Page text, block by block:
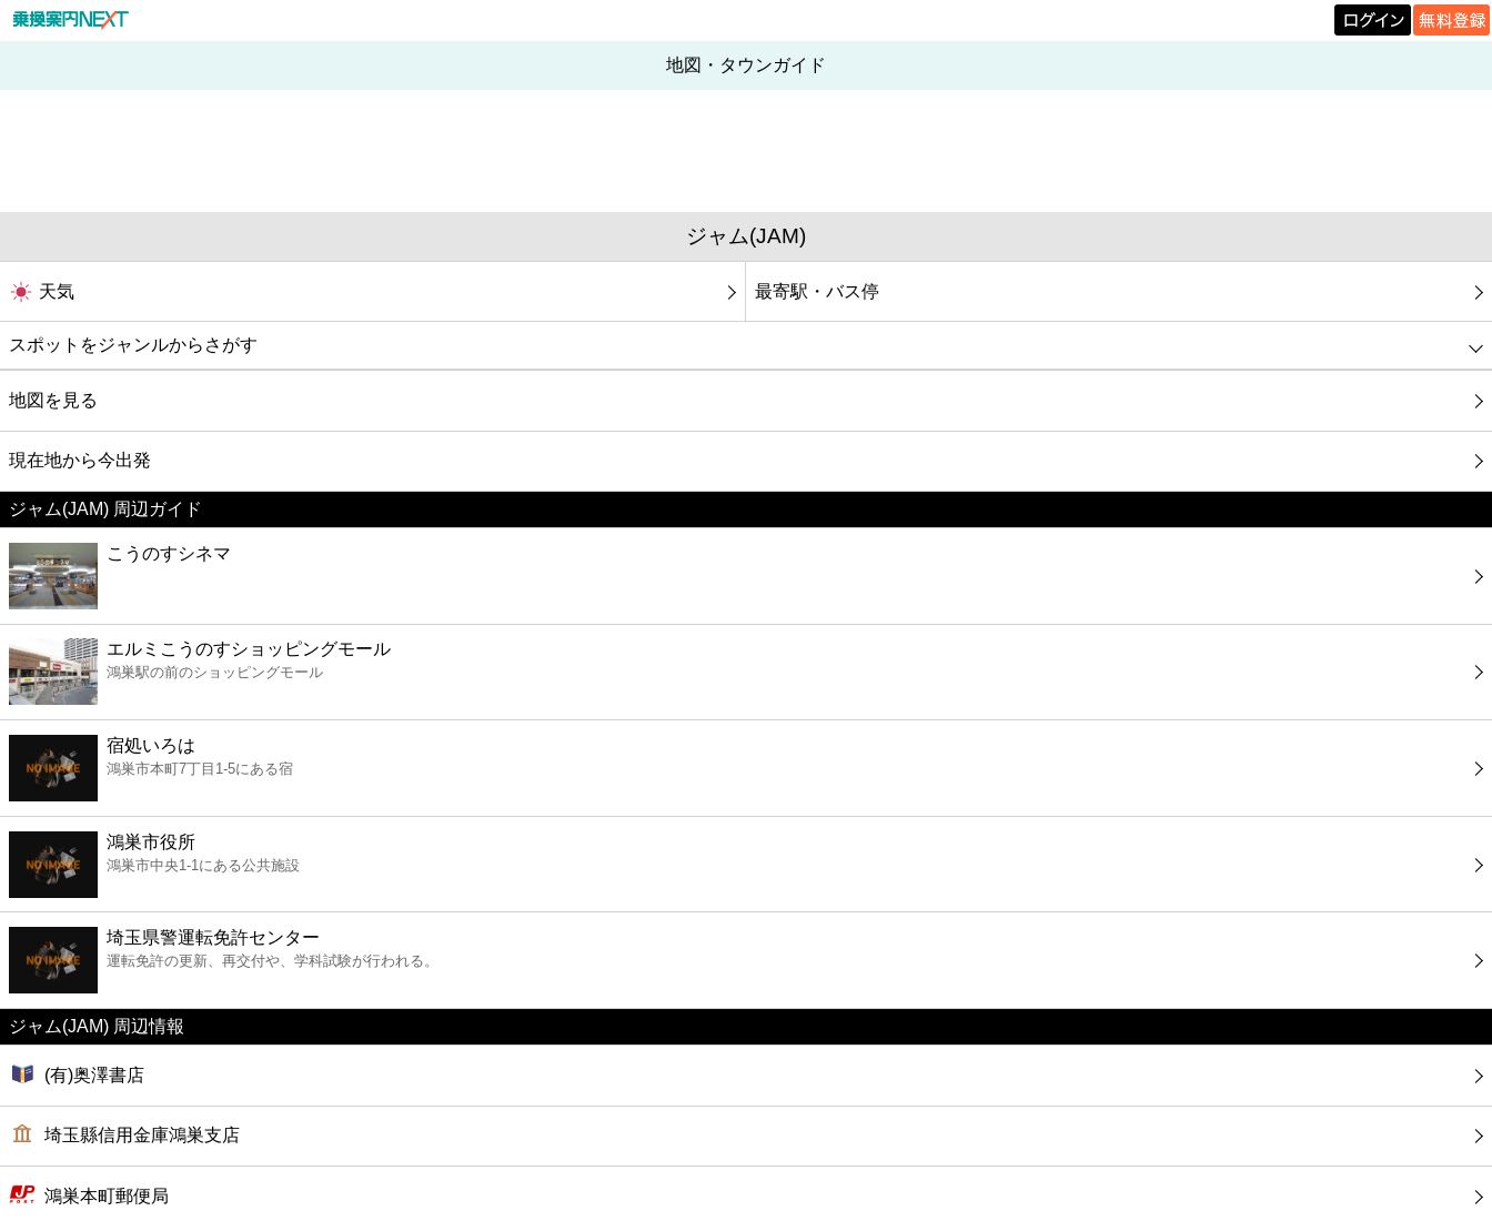
地図・タウンガイド
ジャム(JAM)
天気 最寄駅・バス停
スポットをジャンルからさがす
グルメ
映画
美容
コンビニ
スーパー
エンタメ
レジャー
書店
ファミレス
ファーストフード
カフェ
ショッピング
銀行
地図を見る
現在地から今出発
ジャム(JAM) 周辺ガイド
こうのすシネマ
エルミこうのすショッピングモール
鴻巣駅の前のショッピングモール
宿処いろは
鴻巣市本町7丁目1-5にある宿
鴻巣市役所
鴻巣市中央1-1にある公共施設
埼玉県警運転免許センター
運転免許の更新、再交付や、学科試験が行われる。
ジャム(JAM) 周辺情報
(有)奥澤書店
埼玉縣信用金庫鴻巣支店
鴻巣本町郵便局